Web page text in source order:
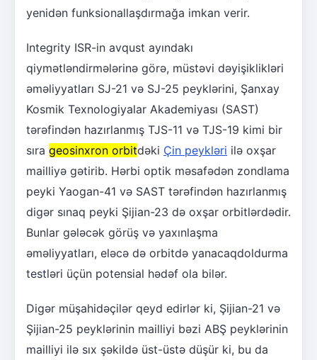
yenidən funksionallaşdırmağa imkan verir.
Integrity ISR-in avqust ayındakı
qiymətləndirmələrinə görə, müstəvi dəyişiklikləri
əməliyyatları SJ-21 və SJ-25 peyklərini, Şanxay
Kosmik Texnologiyalar Akademiyası (SAST)
tərəfindən hazırlanmış TJS-11 və TJS-19 kimi bir
sıra geosinxron orbitdəki Çin peykləri ilə oxşar
mailliyə gətirib. Hərbi optik məsafədən zondlama
peyki Yaogan-41 və SAST tərəfindən hazırlanmış
digər sınaq peyki Şijian-23 də oxşar orbitlərdədir.
Bunlar gələcək görüş və yaxınlaşma
əməliyyatları, eləcə də orbitdə yanacaqdoldurma
testləri üçün potensial hədəf ola bilər.
Digər müşahidəçilər qeyd edirlər ki, Şijian-21 və
Şijian-25 peyklərinin mailliyi bəzi ABŞ peyklərinin
mailliyi ilə sıx şəkildə üst-üstə düşür ki, bu da